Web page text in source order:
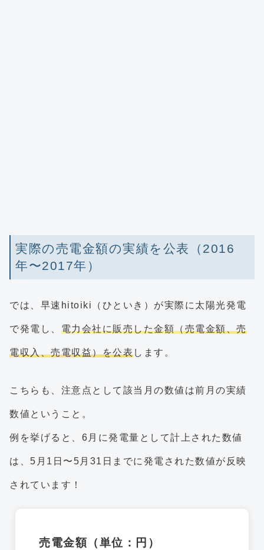
実際の売電金額の実績を公表（2016
年〜2017年）
では、早速hitoiki（ひといき）が実際に太陽光発電
で発電し、 電力会社に販売した金額（売電金額、売
電収入、売電収益）を公表します。
こちらも、注意点として該当月の数値は前月の実績
数値ということ。
例を挙げると、6月に発電量として計上された数値
は、5月1日〜5月31日までに発電された数値が反映
されています！
売電金額（単位：円）